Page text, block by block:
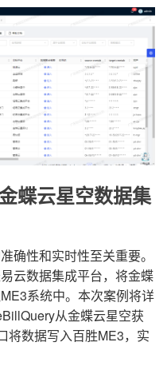
蝶云星空数据集
确性和实时性至关重要。
云数据集成平台，将金蝶
系统中。本次案例将详
从金蝶云星空获
将数据写入百胜ME3，实